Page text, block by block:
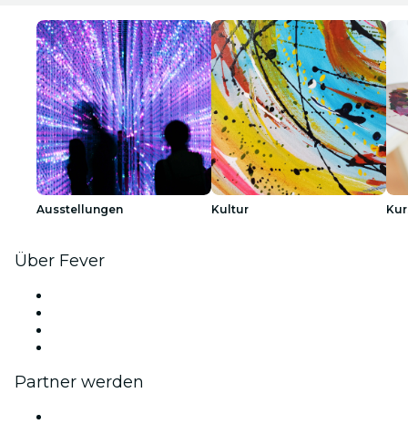
Ausstellungen Kultur
Über Fever
Partner werden